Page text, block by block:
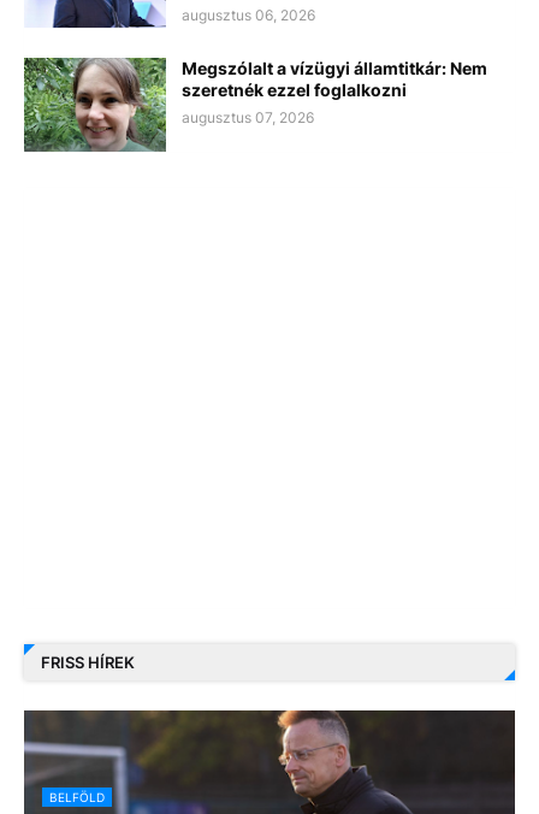
augusztus 06, 2026
Megszólalt a vízügyi államtitkár: Nem
szeretnék ezzel foglalkozni
augusztus 07, 2026
FRISS HÍREK
BELFÖLD